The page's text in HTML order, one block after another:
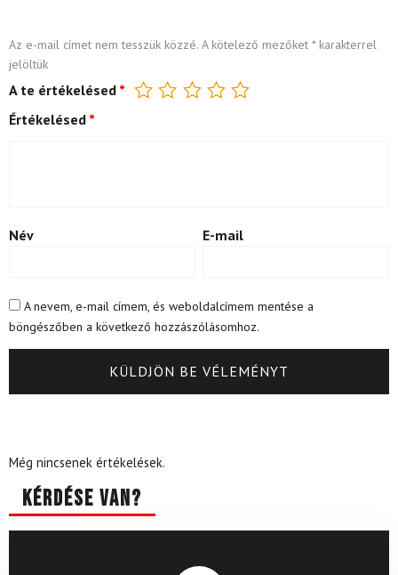
Az e-mail címet nem tesszük közzé. A kötelező mezőket *karakterrel
jelöltük
A te értékelésed *
Értékelésed *
Név E-mail
A nevem, e-mail címem, és weboldalcímem mentése a
böngészőben a következő hozzászólásomhoz.
Még nincsenek értékelések.
Kérdése van?